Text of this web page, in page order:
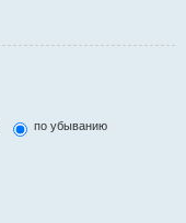
по убыванию